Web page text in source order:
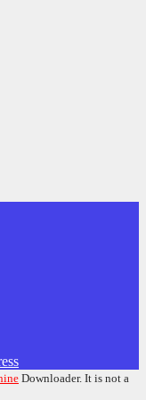
Downloader. It is not a